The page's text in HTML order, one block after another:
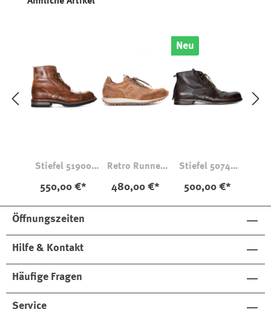
Stiefel 51900
Tornado
550,00 €*
Retro Runner
480,00 €*
Neu
Stiefel 50744
Braun
500,00 €*
Öffnungszeiten
Hilfe & Kontakt
Häufige Fragen
Service